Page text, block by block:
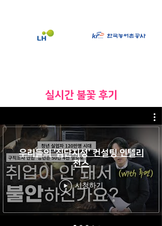
​실시간 불꽃 후기
우리들의 '집단지성' 컨설팅 인텔리
전스
시청하기